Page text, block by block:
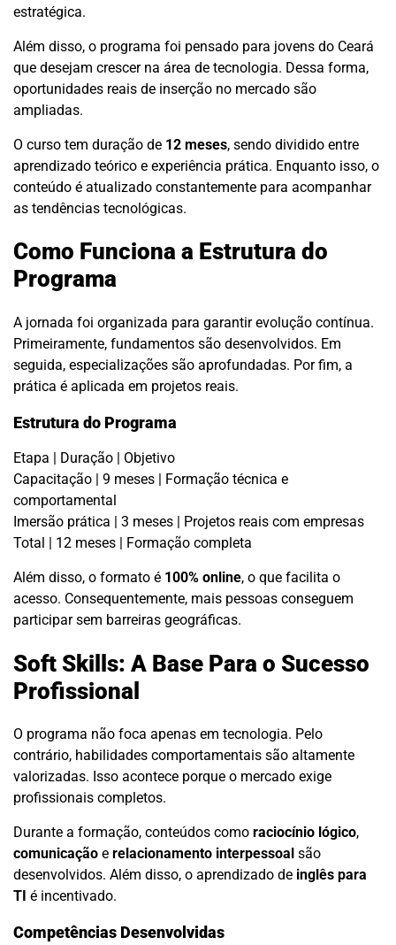
estratégica.
Além disso, o programa foi pensado para jovens do Ceará
que desejam crescer na área de tecnologia. Dessa forma,
oportunidades reais de inserção no mercado são
ampliadas.
O curso tem duração de 12 meses, sendo dividido entre
aprendizado teórico e experiência prática. Enquanto isso, o
conteúdo é atualizado constantemente para acompanhar
as tendências tecnológicas.
Como Funciona a Estrutura do
Programa
A jornada foi organizada para garantir evolução contínua.
Primeiramente, fundamentos são desenvolvidos. Em
seguida, especializações são aprofundadas. Por fim, a
prática é aplicada em projetos reais.
Estrutura do Programa
Etapa | Duração | Objetivo
Capacitação | 9 meses | Formação técnica e
comportamental
Imersão prática | 3 meses | Projetos reais com empresas
Total | 12 meses | Formação completa
Além disso, o formato é 100% online, o que facilita o
acesso. Consequentemente, mais pessoas conseguem
participar sem barreiras geográficas.
Soft Skills: A Base Para o Sucesso
Profissional
O programa não foca apenas em tecnologia. Pelo
contrário, habilidades comportamentais são altamente
valorizadas. Isso acontece porque o mercado exige
profissionais completos.
Durante a formação, conteúdos como raciocínio lógico,
comunicação e relacionamento interpessoal são
desenvolvidos. Além disso, o aprendizado de inglês para
TI é incentivado.
Competências Desenvolvidas